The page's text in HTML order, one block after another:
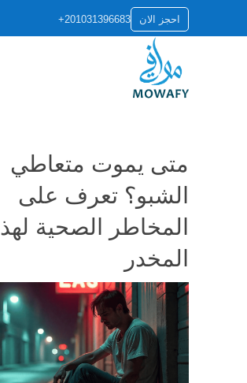
احجز الان +201031396683
متى يموت متعاطي
الشبو؟ تعرف على
المخاطر الصحية لهذا
المخدر